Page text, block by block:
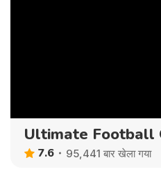
Ultimate Football
7.6 95,441 बार खेला गया